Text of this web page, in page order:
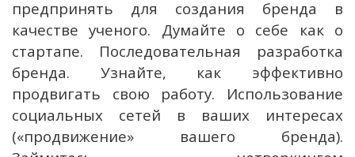
предпринять для создания бренда в
качестве ученого. Думайте о себе как о
стартапе. Последовательная разработка
бренда. Узнайте, как эффективно
продвигать свою работу. Использование
социальных сетей в ваших интересах
(«продвижение» вашего бренда).